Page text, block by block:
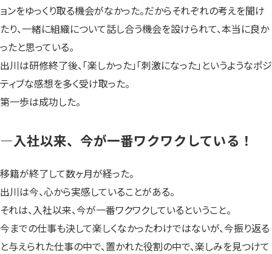
ョンをゆっくり取る機会がなかった。だからそれぞれの考えを聞け
たり、一緒に組織について話し合う機会を設けられて、本当に良か
ったと思っている。
出川は研修終了後、「楽しかった」「刺激になった」というようなポジ
ティブな感想を多く受け取った。
第一歩は成功した。
—入社以来、今が一番ワクワクしている！
移籍が終了して数ヶ月が経った。
出川は今、心から実感していることがある。
それは、入社以来、今が一番ワクワクしているということ。
今までの仕事も決して楽しくなかったわけではないが、今振り返る
と与えられた仕事の中で、置かれた役割の中で、楽しみを見つけて